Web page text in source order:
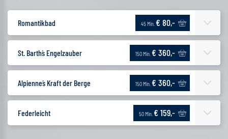
Romantikbad 45 Min. € 80,-
St. Barth´s Engelzauber 150 Min. € 360,-
Alpienne´s Kraft der Berge 150 Min. € 360,-
Federleicht 50 Min. € 159,-